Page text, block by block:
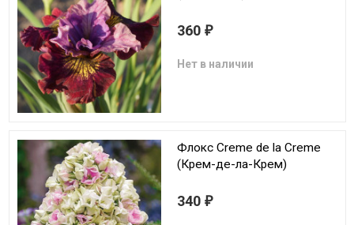
360 ₽
Нет в наличии
Флокс Creme de la Creme
(Крем-де-ла-Крем)
340 ₽